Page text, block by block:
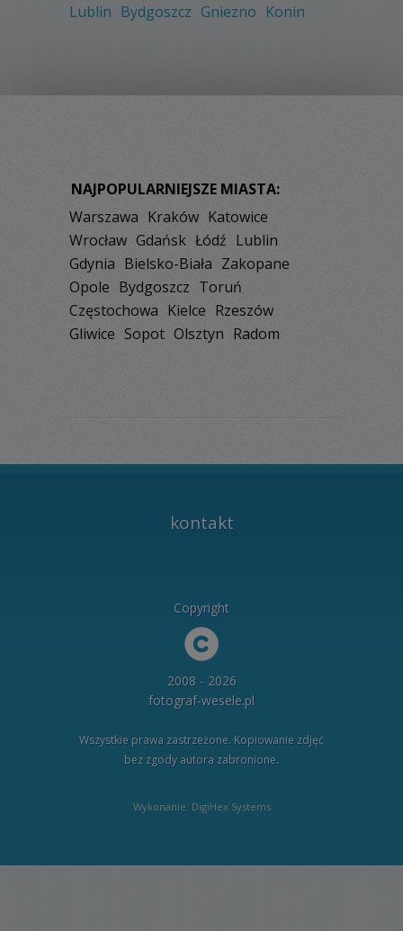
Lublin Bydgoszcz Gniezno Konin
NAJPOPULARNIEJSZE MIASTA:
Warszawa Kraków Katowice
Wrocław Gdańsk Łódź Lublin
Gdynia Bielsko-Biała Zakopane
Opole Bydgoszcz Toruń
Częstochowa Kielce Rzeszów
Gliwice Sopot Olsztyn Radom
kontakt
Copyright
2008 - 2026
fotograf-wesele.pl
Wszystkie prawa zastrzeżone. Kopiowanie zdjęć
bez zgody autora zabronione.
Wykonanie: DigiHex Systems